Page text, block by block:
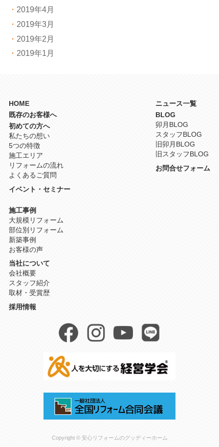
2019年4月
2019年3月
2019年2月
2019年1月
HOME
既存のお客様へ
初めての方へ
私たちの想い
5つの特徴
施工エリア
リフォームの流れ
よくあるご質問
イベント・セミナー
施工事例
大規模リフォーム
部位別リフォーム
新築事例
お客様の声
当社について
会社概要
スタッフ紹介
取材・受賞歴
採用情報
ニュース一覧
BLOG
卯月BLOG
スタッフBLOG
旧卯月BLOG
旧スタッフBLOG
お問合せフォーム
Copyright © 安心リフォームのグッディーホーム